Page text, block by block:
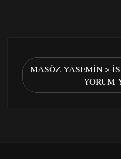
MASÖZ YASEMIN >
YORUM